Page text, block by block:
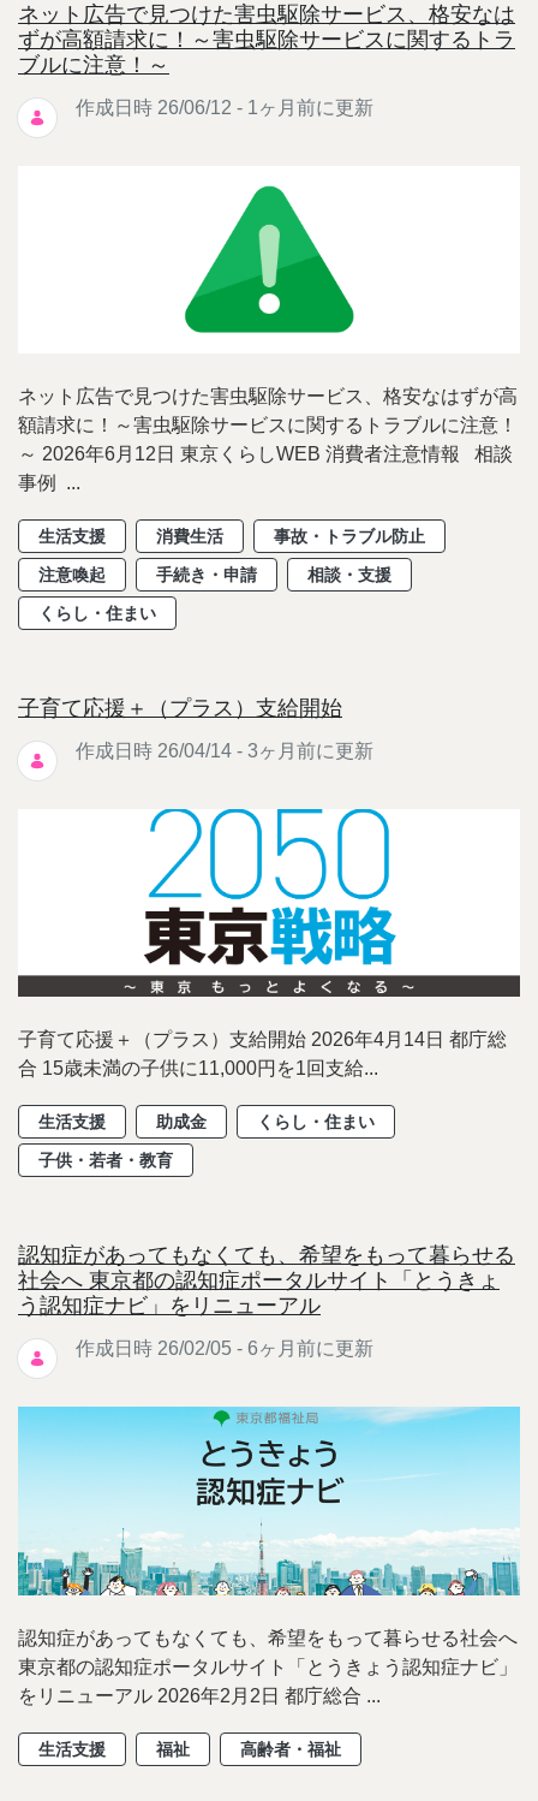
ネット広告で見つけた害虫駆除サービス、格安なは
ずが高額請求に！～害虫駆除サービスに関するトラ
ブルに注意！～
作成日時 26/06/12 - 1ヶ月前に更新
ネット広告で見つけた害虫駆除サービス、格安なはずが高
額請求に！～害虫駆除サービスに関するトラブルに注意！
～ 2026年6月12日 東京くらしWEB 消費者注意情報 相談
事例 ...
生活支援 消費生活
事故・トラブル防止
注意喚起
手続き・申請
相談・支援
くらし・住まい
子育て応援＋（プラス）支給開始
作成日時 26/04/14 - 3ヶ月前に更新
子育て応援＋（プラス）支給開始 2026年4月14日 都庁総
合 15歳未満の子供に11,000円を1回支給...
生活支援 助成金
くらし・住まい
子供・若者・教育
認知症があってもなくても、希望をもって暮らせる
社会へ 東京都の認知症ポータルサイト「とうきょ
う認知症ナビ」をリニューアル
作成日時 26/02/05 - 6ヶ月前に更新
認知症があってもなくても、希望をもって暮らせる社会へ
東京都の認知症ポータルサイト「とうきょう認知症ナビ」
をリニューアル 2026年2月2日 都庁総合 ...
生活支援 福祉 高齢者・福祉